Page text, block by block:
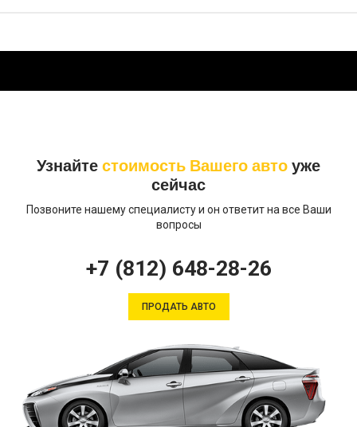
Узнайтестоимость Вашего автоуже
сейчас
Позвоните нашему специалисту и он ответит на все Ваши
вопросы
+7 (812) 648-28-26
ПРОДАТЬ АВТО